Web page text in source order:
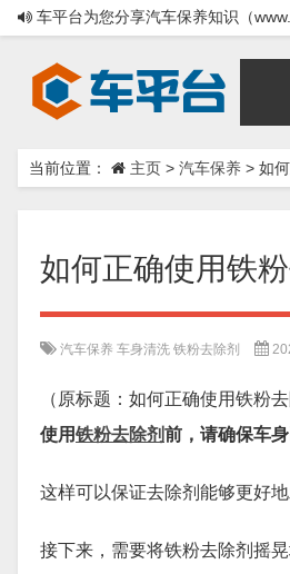
车平台为您分享汽车保养知识（
当前位置： 主页 > 汽车保养 > 如
如何正确使用铁
汽车保养 车身清洗 铁粉去除剂
（原标题：如何正确使用铁粉去
使用铁粉去除剂前，请确保车
这样可以保证去除剂能够更好地
接下来，需要将铁粉去除剂摇